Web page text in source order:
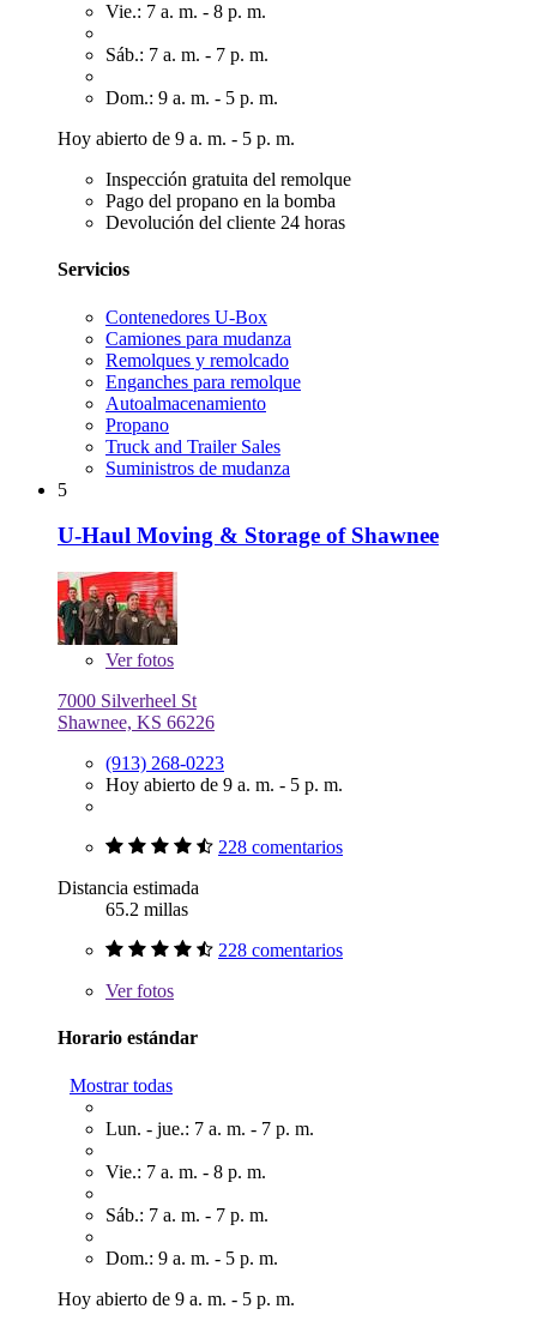
Vie.: 7 a. m. - 8 p. m.
Sáb.: 7 a. m. - 7 p. m.
Dom.: 9 a. m. - 5 p. m.
Hoy abierto de 9 a. m. - 5 p. m.
Inspección gratuita del remolque
Pago del propano en la bomba
Devolución del cliente 24 horas
Servicios
Contenedores U-Box
Camiones para mudanza
Remolques y remolcado
Enganches para remolque
Autoalmacenamiento
Propano
Truck and Trailer Sales
Suministros de mudanza
5
U-Haul Moving & Storage of Shawnee
Verfotos
7000 Silverheel St
Shawnee, KS 66226
(913) 268-0223
Hoy abierto de 9 a. m. - 5 p. m.
228 comentarios
Distancia estimada
65.2 millas
228 comentarios
Verfotos
Horario estándar
Mostrar todas
Lun. - jue.: 7 a. m. - 7 p. m.
Vie.: 7 a. m. - 8 p. m.
Sáb.: 7 a. m. - 7 p. m.
Dom.: 9 a. m. - 5 p. m.
Hoy abierto de 9 a. m. - 5 p. m.